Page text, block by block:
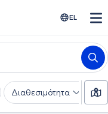
EL
Διαθεσιμότητα